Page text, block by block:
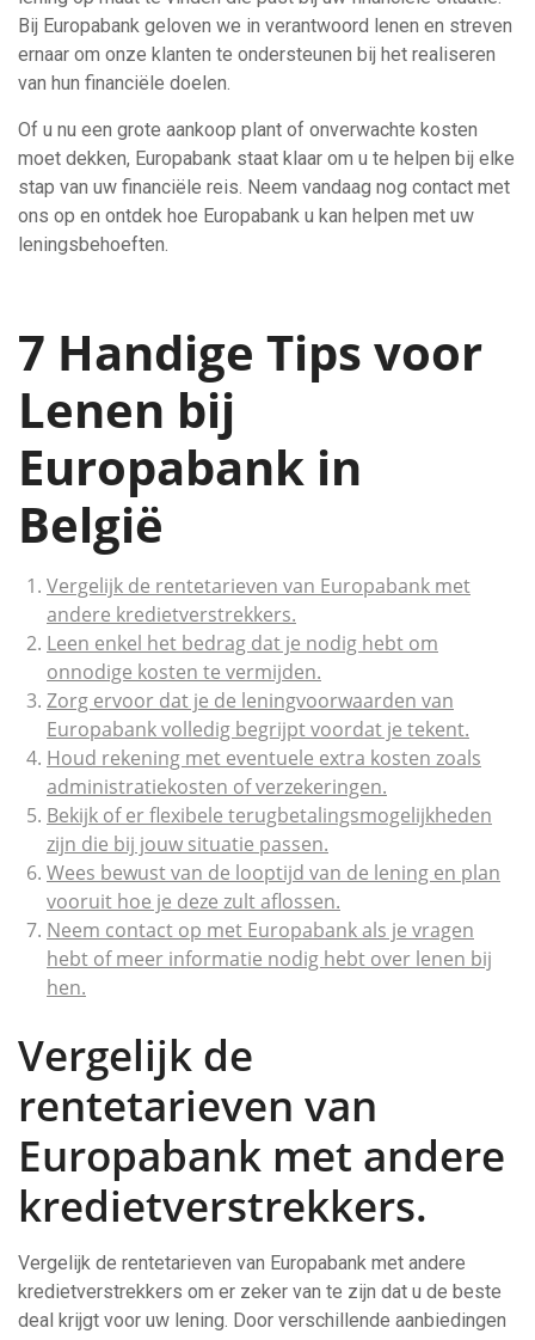
Bij Europabank geloven we in verantwoord lenen en streven
ernaar om onze klanten te ondersteunen bij het realiseren
van hun financiële doelen.
Of u nu een grote aankoop plant of onverwachte kosten
moet dekken, Europabank staat klaar om u te helpen bij elke
stap van uw financiële reis. Neem vandaag nog contact met
ons op en ontdek hoe Europabank u kan helpen met uw
leningsbehoeften.
7 Handige Tips voor
Lenen bij
Europabank in
België
Vergelijk de rentetarieven van Europabank met
andere kredietverstrekkers.
Leen enkel het bedrag dat je nodig hebt om
onnodige kosten te vermijden.
Zorg ervoor dat je de leningvoorwaarden van
Europabank volledig begrijpt voordat je tekent.
Houd rekening met eventuele extra kosten zoals
administratiekosten of verzekeringen.
Bekijk of er flexibele terugbetalingsmogelijkheden
zijn die bij jouw situatie passen.
Wees bewust van de looptijd van de lening en plan
vooruit hoe je deze zult aflossen.
Neem contact op met Europabank als je vragen
hebt of meer informatie nodig hebt over lenen bij
hen.
Vergelijk de
rentetarieven van
Europabank met andere
kredietverstrekkers.
Vergelijk de rentetarieven van Europabank met andere
kredietverstrekkers om er zeker van te zijn dat u de beste
deal krijgt voor uw lening. Door verschillende aanbiedingen